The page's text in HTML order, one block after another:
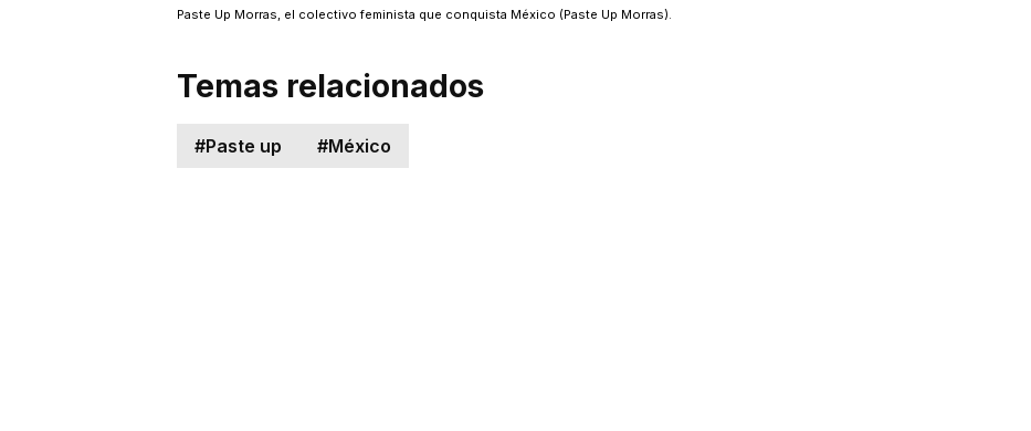
Paste Up Morras, el colectivo feminista que conquista México (Paste Up Morras).
Temas relacionados
#Paste up #México